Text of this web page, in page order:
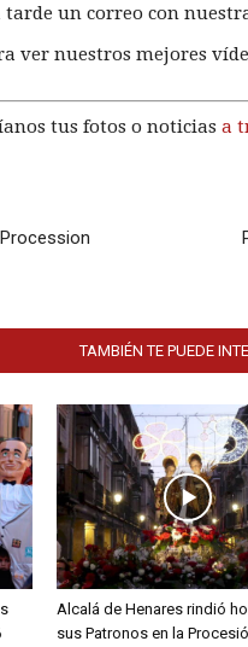
tarde un correo con
ver nuestros mejores
tus fotos o noticias a
TAMBIÉN TE PUEDE
Alcalá de Henares rindió
sus Patronos en la